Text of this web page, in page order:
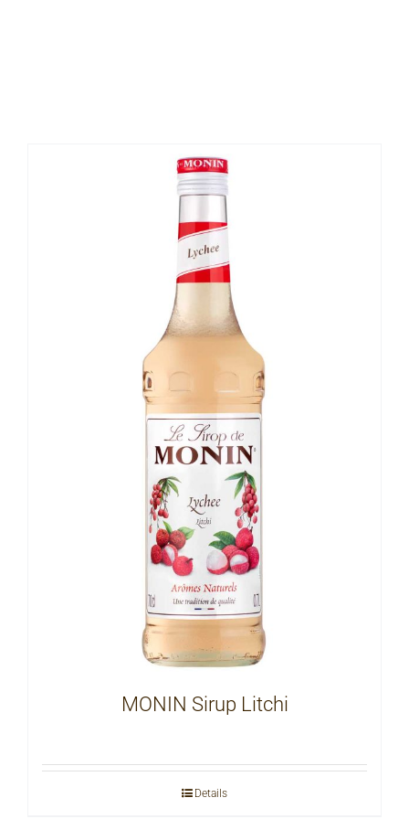
MONIN Sirup Litchi
Details